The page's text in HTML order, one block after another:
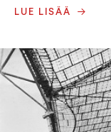
LUE LISÄÄ